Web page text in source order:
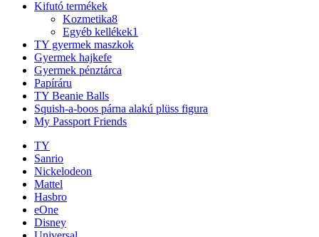
Kifutó termékek
Kozmetika8
Egyéb kellékek1
TY gyermek maszkok
Gyermek hajkefe
Gyermek pénztárca
Papíráru
TY Beanie Balls
Squish-a-boos párna alakú plüss figura
My Passport Friends
TY
Sanrio
Nickelodeon
Mattel
Hasbro
eOne
Disney